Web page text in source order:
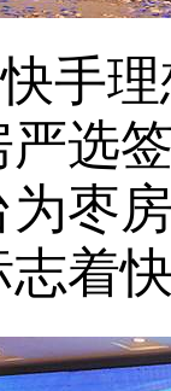
理
选
枣
着